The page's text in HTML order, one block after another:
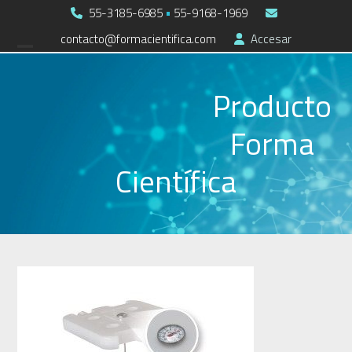
55-3185-6985 • 55-9168-1969
contacto@formacientifica.com
Accesar
Producto
Forma
Científica